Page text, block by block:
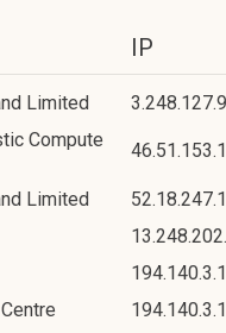
IP
Limited
Compute
Limited